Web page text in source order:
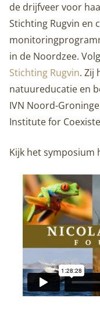
de drijfveer voor
Stichting Rugvin en
in de Noordzee.
Stichting Rugvin. Zij
natuureducatie en
IVN Noord-
Institute for
Kijk het symposium